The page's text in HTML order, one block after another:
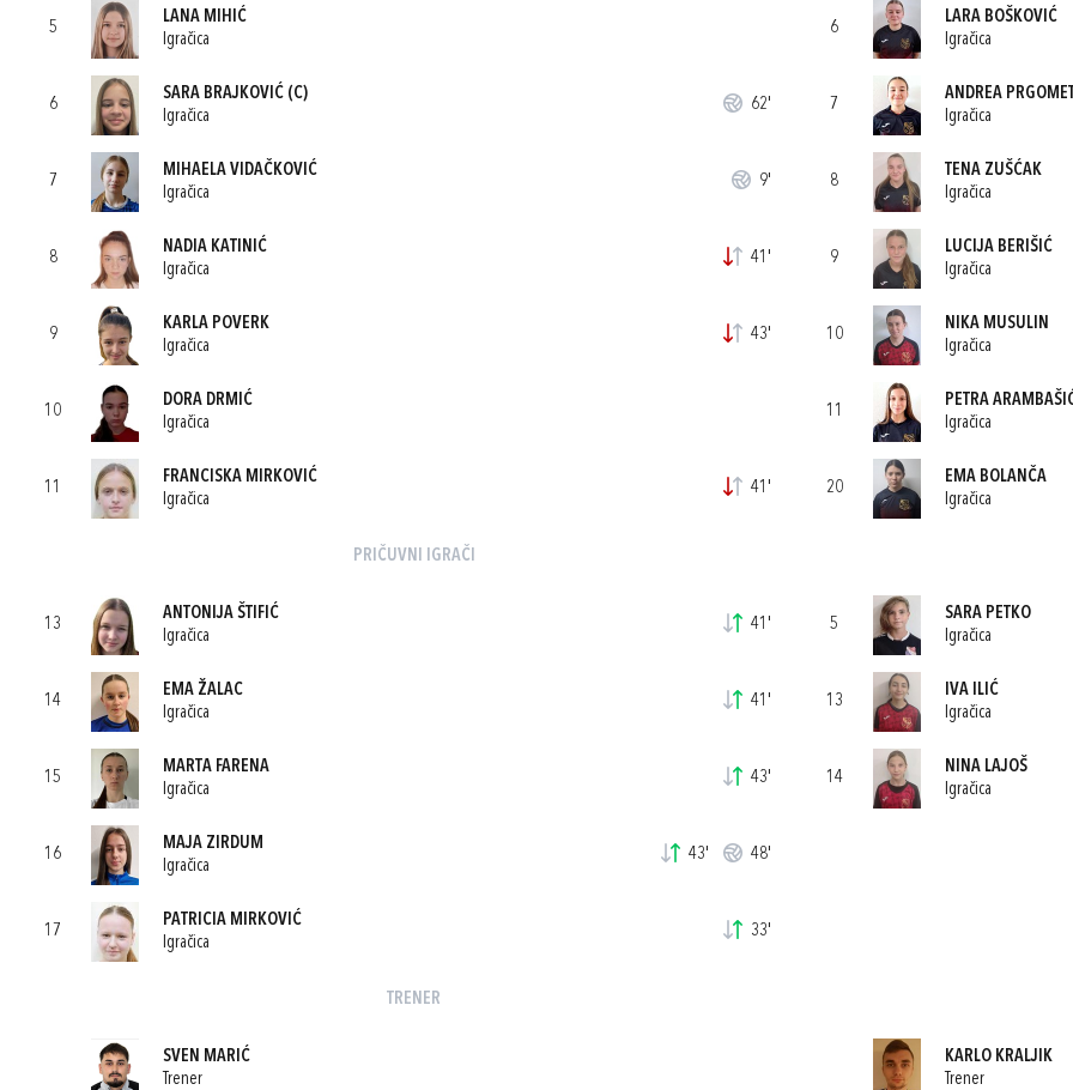
5
LANA MIHIĆ
Igračica
6
SARA BRAJKOVIĆ (C)
Igračica
62'
7
MIHAELA VIDAČKOVIĆ
Igračica
9'
8
NADIA KATINIĆ
Igračica
41'
9
KARLA POVERK
Igračica
43'
10
DORA DRMIĆ
Igračica
11
FRANCISKA MIRKOVIĆ
Igračica
41'
PRIČUVNI IGRAČI
13
ANTONIJA ŠTIFIĆ
Igračica
41'
14
EMA ŽALAC
Igračica
41'
15
MARTA FARENA
Igračica
43'
16
MAJA ZIRDUM
Igračica
43' 48'
17
PATRICIA MIRKOVIĆ
Igračica
33'
TRENER
SVEN MARIĆ
Trener
6
LARA BOŠKOVIĆ
Igračica
7
ANDREA
Igračica
8
TENA ZUŠĆAK
Igračica
9
LUCIJA BERIŠIĆ
Igračica
10
NIKA MUSULIN
Igračica
11
PETRA
Igračica
20
EMA BOLANČA
Igračica
5
SARA PETKO
Igračica
13
IVA ILIĆ
Igračica
14
NINA LAJOŠ
Igračica
KARLO KRALJIK
Trener